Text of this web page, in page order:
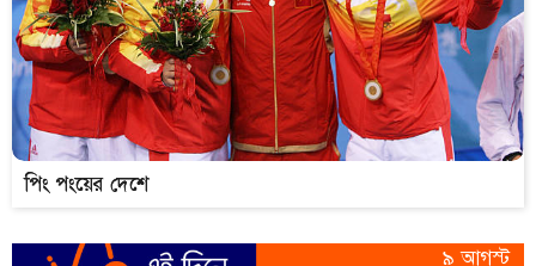
পিং পংয়ের দেশে
৯ আগস্ট